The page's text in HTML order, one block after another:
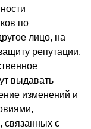
по
ли­цо, на
репутации.
выдавать
изменений и
связанных с